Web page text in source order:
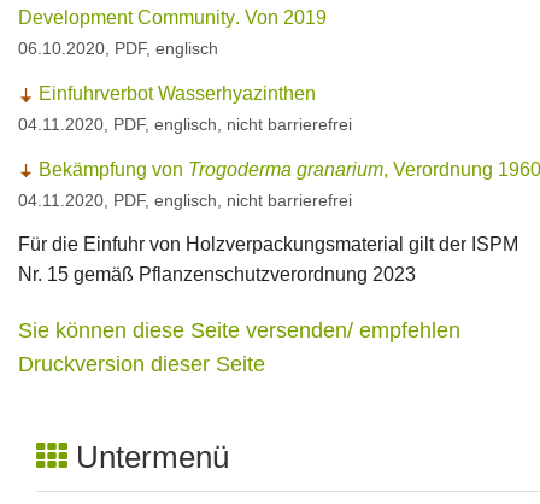
Development Community. Von 2019
06.10.2020, PDF, englisch
Einfuhrverbot Wasserhyazinthen
04.11.2020, PDF, englisch, nicht barrierefrei
Bekämpfung von Trogoderma granarium, Verordnung 1960
04.11.2020, PDF, englisch, nicht barrierefrei
Für die Einfuhr von Holzverpackungsmaterial gilt der ISPM
Nr. 15 gemäß Pflanzenschutzverordnung 2023
Sie können diese Seite versenden/ empfehlen
Druckversion dieser Seite
Untermenü